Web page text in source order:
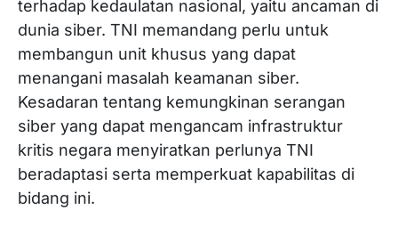
terhadap kedaulatan nasional, yaitu ancaman di
dunia siber. TNI memandang perlu untuk
membangun unit khusus yang dapat
menangani masalah keamanan siber.
Kesadaran tentang kemungkinan serangan
siber yang dapat mengancam infrastruktur
kritis negara menyiratkan perlunya TNI
beradaptasi serta memperkuat kapabilitas di
bidang ini.